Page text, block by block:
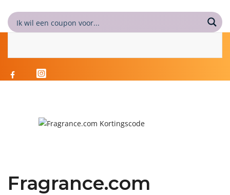
Fragrance.com